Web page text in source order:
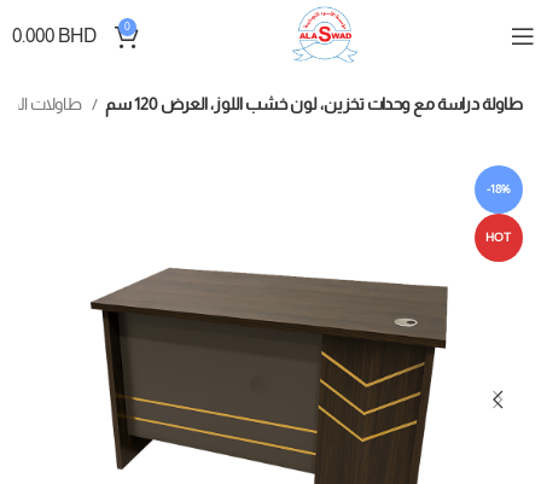
0
0.000 BHD
طاولة دراسة مع وحدات تخزين، لون خشب اللوز، العرض 120 سم
-18%
HOT